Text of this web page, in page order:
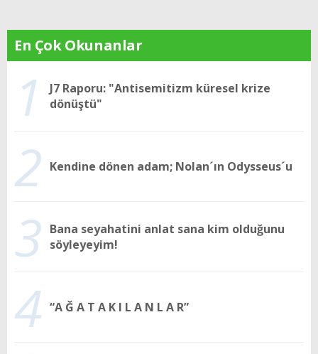
En Çok Okunanlar
1
J7 Raporu: "Antisemitizm küresel krize
dönüştü"
2 Kendine dönen adam; Nolan´ın Odysseus´u
3 Bana seyahatini anlat sana kim olduğunu
söyleyeyim!
4 “A Ğ A T A K I L A N L A R”